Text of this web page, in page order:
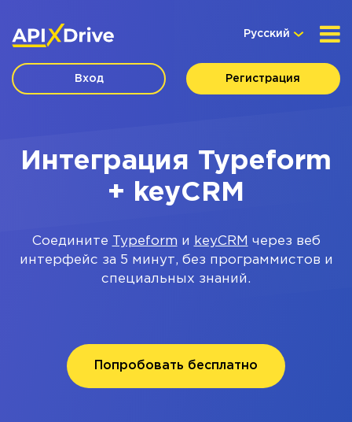
Русский
Вход Регистрация
Интеграция Typeform
+ keyCRM
Соедините Typeform и keyCRM через веб
интерфейс за 5 минут, без программистов и
специальных знаний.
Попробовать бесплатно